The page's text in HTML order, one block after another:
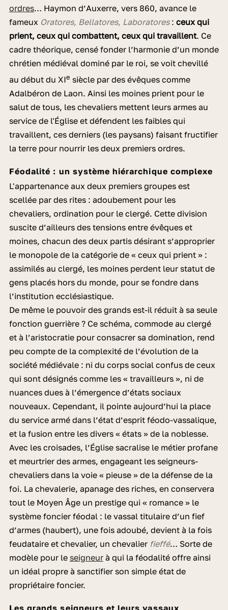
ordres… Haymon d’Auxerre, vers 860, avance le
fameux Oratores, Bellatores, Laboratores: ceux qui
prient, ceux qui combattent, ceux qui travaillent. Ce
cadre théorique, censé fonder l’harmonie d’un monde
chrétien médiéval dominé par le roi, se voit chevillé
au début du XIe siècle par des évêques comme
Adalbéron de Laon. Ainsi les moines prient pour le
salut de tous, les chevaliers mettent leurs armes au
service de l'Église et défendent les faibles qui
travaillent, ces derniers (les paysans) faisant fructifier
la terre pour nourrir les deux premiers ordres.
Féodalité : un système hiérarchique complexe
L'appartenance aux deux premiers groupes est
scellée par des rites : adoubement pour les
chevaliers, ordination pour le clergé. Cette division
suscite d’ailleurs des tensions entre évêques et
moines, chacun des deux partis désirant s’approprier
le monopole de la catégorie de « ceux qui prient » :
assimilés au clergé, les moines perdent leur statut de
gens placés hors du monde, pour se fondre dans
l’institution ecclésiastique.
De même le pouvoir des grands est-il réduit à sa seule
fonction guerrière ? Ce schéma, commode au clergé
et à l’aristocratie pour consacrer sa domination, rend
peu compte de la complexité de l’évolution de la
société médiévale : ni du corps social confus de ceux
qui sont désignés comme les « travailleurs », ni de
nuances dues à l’émergence d’états sociaux
nouveaux. Cependant, il pointe aujourd’hui la place
du service armé dans l’état d’esprit féodo-vassalique,
et la fusion entre les divers « états » de la noblesse.
Avec les croisades, l’Église sacralise le métier profane
et meurtrier des armes, engageant les seigneurs-
chevaliers dans la voie « pieuse » de la défense de la
foi. La chevalerie, apanage des riches, en conservera
tout le Moyen Âge un prestige qui « romance » le
système foncier féodal : le vassal titulaire d’un fief
d’armes (haubert), une fois adoubé, devient à la fois
feudataire et chevalier, un chevalier fieffé… Sorte de
modèle pour le seigneurà qui la féodalité offre ainsi
un idéal propre à sanctifier son simple état de
propriétaire foncier.